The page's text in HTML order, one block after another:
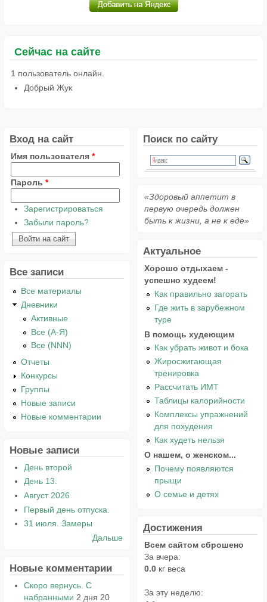
Сейчас на сайте
1 пользователь онлайн.
Добрый Жук
Вход на сайт
Имя пользователя *
Пароль *
Зарегистрироваться
Забыли пароль?
Все записи
Все материалы
Дневники
Активные
Все (А-Я)
Все (NNN)
Отчеты
Конкурсы
Группы
Новые записи
Новые комментарии
Новые записи
День второй
День 13.
Август 2026
Первый день отпуска.
31 июля. Замеры
Дальше
Новые комментарии
Скоро вернусь. С
набранными 2 дня 20
Поиск по сайту
«Здоровый аппетит в
первую очередь должен
быть к жизни, а не к еде»
Актуальное
Хорошо отдыхаем -
успешно худеем!
Как правильно загорать
Где жить в зарубежном
туре
В помощь худеющим
Как убрать живот и бока
Жиросжигающая
тренировка
Рассчитать ИМТ
Таблицы калорийности
Комплексы упражнений
для похудения
Как худеть нельзя
О нашем, о женском...
Почему появляются
прыщи
О семье и детях
Достижения
Всем сайтом сброшено
За вчера:
0.0 кг веса
За эту неделю: